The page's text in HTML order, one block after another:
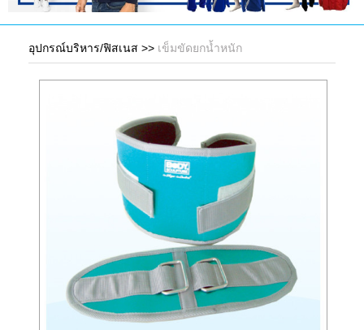
อุปกรณ์บริหาร/ฟิสเนส >> เข็มขัดยกน้ำหนัก